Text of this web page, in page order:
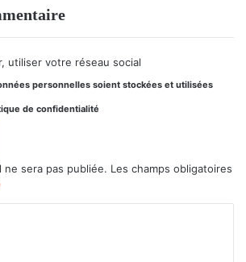
utiliser votre réseau social
personnelles soient stockées et utilisées
de confidentialité
ne sera pas publiée. Les champs obligatoires